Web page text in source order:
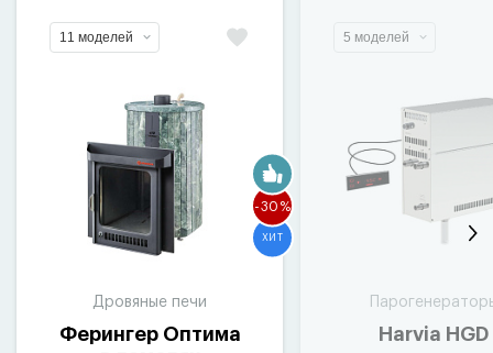
11 моделей
-30%
ХИТ
Дровяные печи
Ферингер Оптима
5 моделей
Harvia HGD